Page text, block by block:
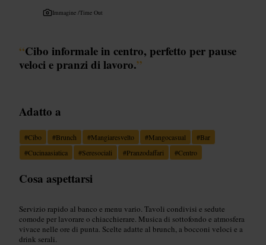
Immagine /Time Out
“Cibo informale in centro, perfetto per pause
veloci e pranzi di lavoro.”
Adatto a
#Cibo #Brunch #Mangiaresvelto #Mangocasual #Bar
#Cucinaasiatica #Seresociali #Pranzodaffari #Centro
Cosa aspettarsi
Servizio rapido al banco e menu vario. Tavoli condivisi e sedute
comode per lavorare o chiacchierare. Musica di sottofondo e atmosfera
vivace nelle ore di punta. Scelte adatte al brunch, a bocconi veloci e a
drink serali.